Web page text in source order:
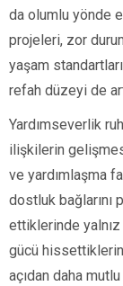
da olumlu yönde
projeleri, zor
yaşam
refah düzeyi de
Yardımseverlik
ilişkilerin
ve yardımlaşma
dostluk bağlarını
ettiklerinde yalnız
gücü
açıdan daha